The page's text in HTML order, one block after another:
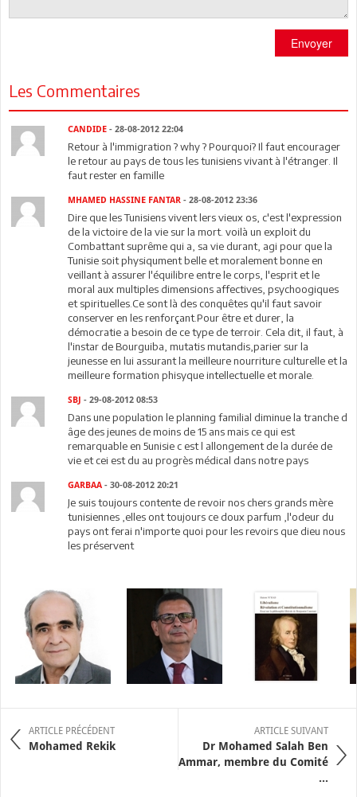
Envoyer
Les Commentaires
CANDIDE - 28-08-2012 22:04
Retour à l'immigration ? why ? Pourquoi? Il faut encourager
le retour au pays de tous les tunisiens vivant à l'étranger. Il
faut rester en famille
MHAMED HASSINE FANTAR - 28-08-2012 23:36
Dire que les Tunisiens vivent lers vieux os, c'est l'expression
de la victoire de la vie sur la mort. voilà un exploit du
Combattant suprême qui a, sa vie durant, agi pour que la
Tunisie soit physiqument belle et moralement bonne en
veillant à assurer l'équilibre entre le corps, l'esprit et le
moral aux multiples dimensions affectives, psychoogiques
et spirituelles.Ce sont là des conquêtes qu'il faut savoir
conserver en les renforçant.Pour être et durer, la
démocratie a besoin de ce type de terroir. Cela dit, il faut, à
l'instar de Bourguiba, mutatis mutandis,parier sur la
jeunesse en lui assurant la meilleure nourriture culturelle et la
meilleure formation phisyque intellectuelle et morale.
SBJ - 29-08-2012 08:53
Dans une population le planning familial diminue la tranche d
âge des jeunes de moins de 15 ans mais ce qui est
remarquable en 5unisie c est l allongement de la durée de
vie et cei est du au progrès médical dans notre pays
GARBAA - 30-08-2012 20:21
Je suis toujours contente de revoir nos chers grands mère
tunisiennes ,elles ont toujours ce doux parfum ,l'odeur du
pays ont ferai n'importe quoi pour les revoirs que dieu nous
les préservent
ARTICLE PRÉCÉDENT
Mohamed Rekik
ARTICLE SUIVANT
Dr Mohamed Salah Ben
Ammar, membre du Comité
...